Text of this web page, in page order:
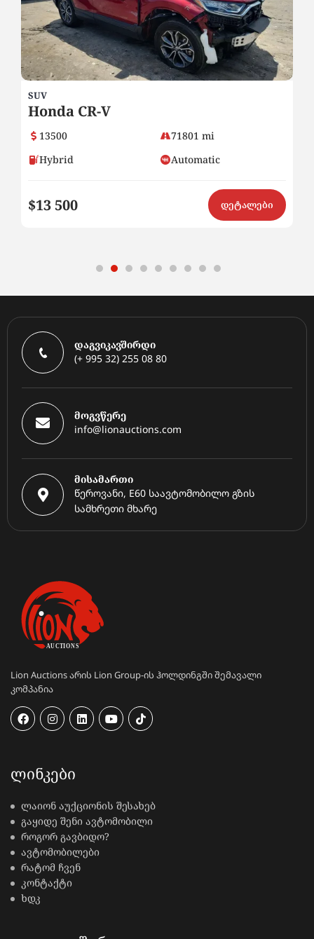
SUV
Honda CR-V
13500
71801 mi
Hybrid
Automatic
$13 500 დეტალები
დაგვიკავშირდი
(+ 995 32) 255 08 80
მოგვწერე
info@lionauctions.com
მისამართი
წეროვანი, E60 საავტომობილო გზის
სამხრეთი მხარე
Lion Auctions არის Lion Group-ის ჰოლდინგში შემავალი
კომპანია
ᲚᲘᲜᲙᲔᲑᲘ
ლაიონ აუქციონის შესახებ
გაყიდე შენი ავტომობილი
როგორ გავბიდო?
ავტომობილები
რატომ ჩვენ
კონტაქტი
ხდკ